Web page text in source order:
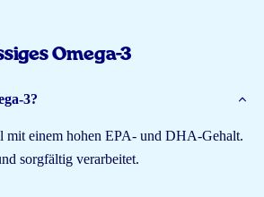
Omega-3
3?
mit einem hohen EPA- und DHA-Gehalt.
sorgfältig verarbeitet.